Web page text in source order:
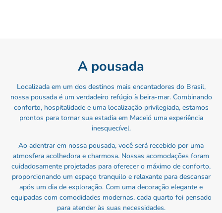
A pousada
Localizada em um dos destinos mais encantadores do Brasil,
nossa pousada é um verdadeiro refúgio à beira-mar. Combinando
conforto, hospitalidade e uma localização privilegiada, estamos
prontos para tornar sua estadia em Maceió uma experiência
inesquecível.
Ao adentrar em nossa pousada, você será recebido por uma
atmosfera acolhedora e charmosa. Nossas acomodações foram
cuidadosamente projetadas para oferecer o máximo de conforto,
proporcionando um espaço tranquilo e relaxante para descansar
após um dia de exploração. Com uma decoração elegante e
equipadas com comodidades modernas, cada quarto foi pensado
para atender às suas necessidades.